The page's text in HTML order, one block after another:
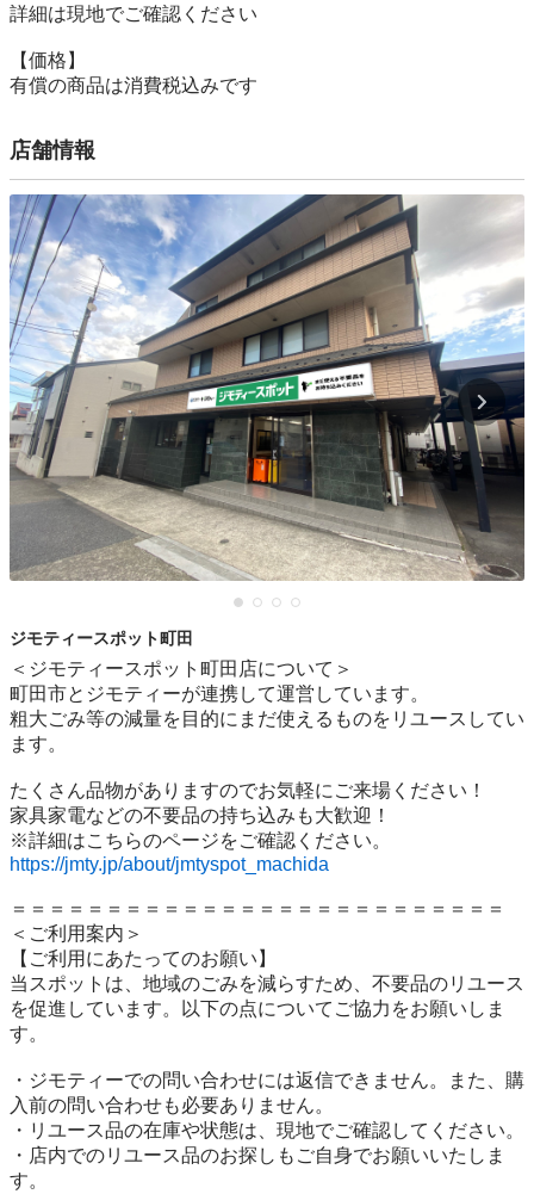
詳細は現地でご確認ください
【価格】
有償の商品は消費税込みです
店舗情報
ジモティースポット町田
＜ジモティースポット町田店について＞
町田市とジモティーが連携して運営しています。
粗⼤ごみ等の減量を⽬的にまだ使えるものをリユースしてい
ます。
たくさん品物がありますのでお気軽にご来場ください！
家具家電などの不要品の持ち込みも大歓迎！
https://jmty.jp/about/jmtyspot_machida
＝＝＝＝＝＝＝＝＝＝＝＝＝＝＝＝＝＝＝＝＝＝＝＝＝＝
＜ご利用案内＞
【ご利用にあたってのお願い】
当スポットは、地域のごみを減らすため、不要品のリユース
を促進しています。以下の点についてご協力をお願いしま
す。
・ジモティーでの問い合わせには返信できません。また、購
入前の問い合わせも必要ありません。
・リユース品の在庫や状態は、現地でご確認してください。
・店内でのリユース品のお探しもご自身でお願いいたしま
す。